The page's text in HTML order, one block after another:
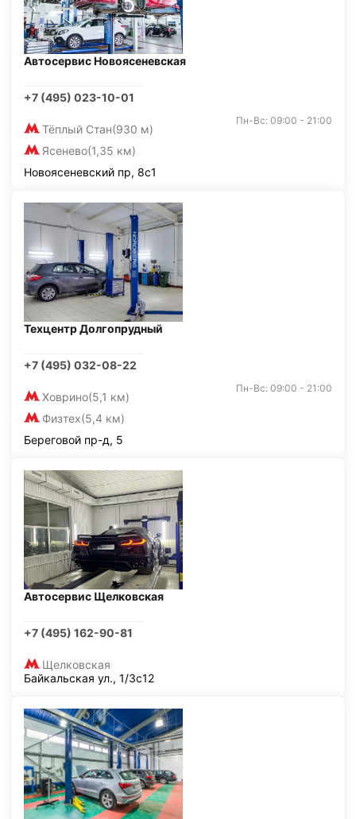
Автосервис Новоясеневская
+7 (495) 023-10-01
Тёплый Стан(930 м)
Ясенево(1,35 км)
Пн-Вс: 09:00 - 21:00
Новоясеневский пр, 8с1
Техцентр Долгопрудный
+7 (495) 032-08-22
Ховрино(5,1 км)
Физтех(5,4 км)
Пн-Вс: 09:00 - 21:00
Береговой пр-д, 5
Автосервис Щелковская
+7 (495) 162-90-81
Щелковская
Байкальская ул., 1/3с12